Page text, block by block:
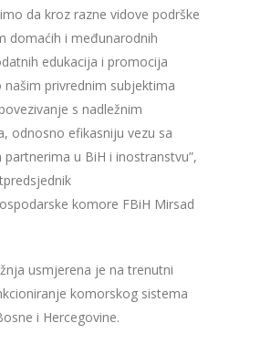
da kroz razne vidove podrške
domaćih i međunarodnih
edukacija i promocija
privrednim subjektima
s nadležnim
odnosno efikasniju vezu sa
partnerima u BiH i inostranstvu”,
komore FBiH Mirsad
usmjerena je na trenutni
komorskog sistema
i Hercegovine.